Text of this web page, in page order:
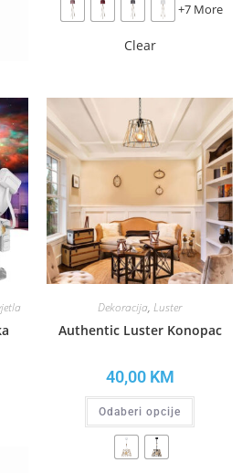
+7 More
Clear
Dekoracija, Luster
Authentic Luster Konopac
40,00 KM
Odaberi opcije